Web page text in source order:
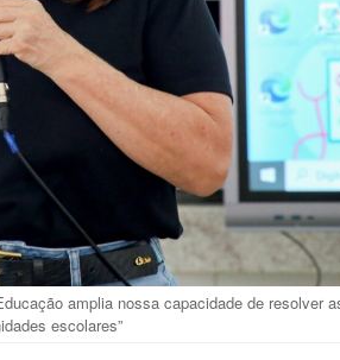
amplia nossa capacidade de resolver
escolares”